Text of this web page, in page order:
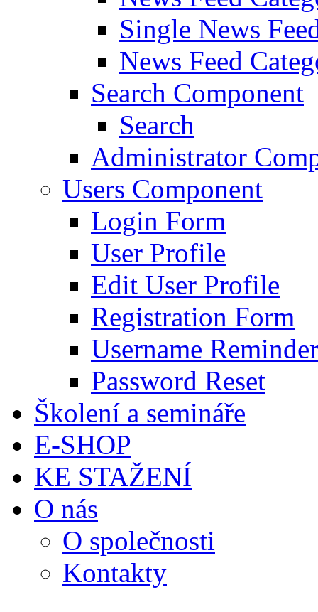
Single News
News Feed
Search Component
Search
Administrator
Users Component
Login Form
User Profile
Edit User Profile
Registration Form
Username
Password Reset
Školení a semináře
E-SHOP
KE STAŽENÍ
O nás
O společnosti
Kontakty